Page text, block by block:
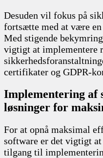
Desuden vil fokus på
fortsætte med at være
Med stigende
vigtigt at implementere
certifikater og GDPR-
Implementering af
løsninger for
For at opnå maksimal
software er det vigtigt
tilgang til